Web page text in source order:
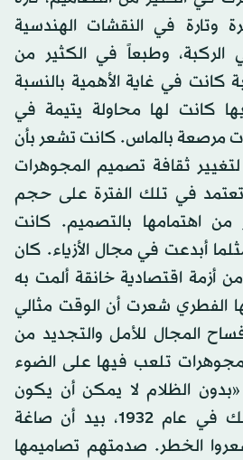
وتارة في النقشات الهندسية
الركبة، وطبعاً في الكثير من
كانت في غاية الأهمية بالنسبة
كانت لها محاولة يتيمة في
مرصعة بالماس. كانت تشعر بأن
ثقافة تصميم المجوهرات
تعتمد في تلك الفترة على حجم
من اهتمامها بالتصميم. كانت
أبدعت في مجال الأزياء. كان
أزمة اقتصادية خانقة ألمت به
بذكائها الفطري شعرت أن الوقت مثالي
المجال للأمل والتجديد من
تلعب فيها على الضوء
الظلام لا يمكن أن يكون
هناك ضوء». كان ذلك في عام 1932، بيد أن صاغة
الخطر. صدمتهم تصاميمها